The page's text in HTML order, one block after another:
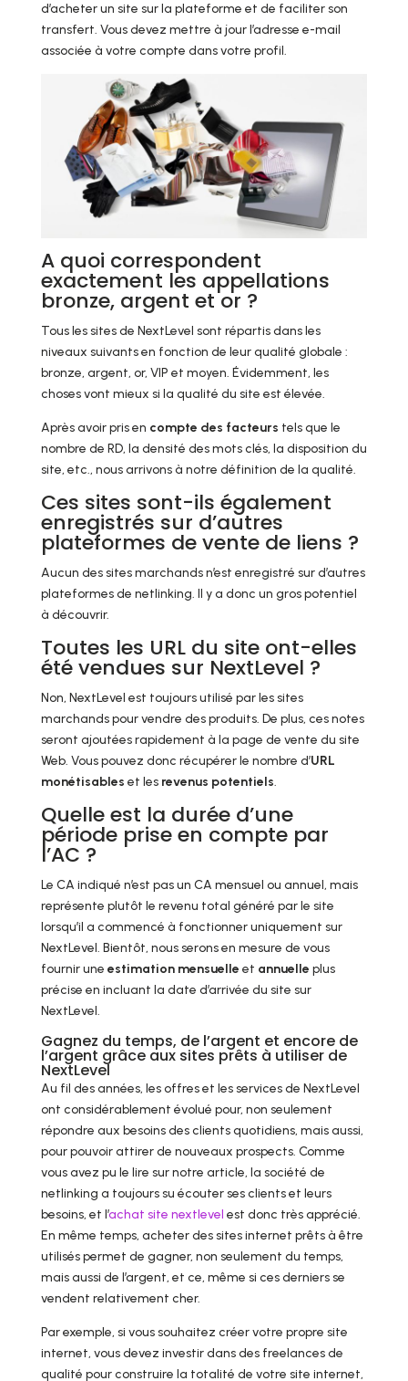
d’acheter un site sur la plateforme et de faciliter son
transfert. Vous devez mettre à jour l’adresse e-mail
associée à votre compte dans votre profil.
A quoi correspondent
exactement les appellations
bronze, argent et or ?
Tous les sites de NextLevel sont répartis dans les
niveaux suivants en fonction de leur qualité globale :
bronze, argent, or, VIP et moyen. Évidemment, les
choses vont mieux si la qualité du site est élevée.
Après avoir pris en compte des facteurs tels que le
nombre de RD, la densité des mots clés, la disposition du
site, etc., nous arrivons à notre définition de la qualité.
Ces sites sont-ils également
enregistrés sur d’autres
plateformes de vente de liens ?
Aucun des sites marchands n’est enregistré sur d’autres
plateformes de netlinking. Il y a donc un gros potentiel
à découvrir.
Toutes les URL du site ont-elles
été vendues sur NextLevel ?
Non, NextLevel est toujours utilisé par les sites
marchands pour vendre des produits. De plus, ces notes
seront ajoutées rapidement à la page de vente du site
Web. Vous pouvez donc récupérer le nombre d’URL
monétisables et les revenus potentiels.
Quelle est la durée d’une
période prise en compte par
l’AC ?
Le CA indiqué n’est pas un CA mensuel ou annuel, mais
représente plutôt le revenu total généré par le site
lorsqu’il a commencé à fonctionner uniquement sur
NextLevel. Bientôt, nous serons en mesure de vous
fournir une estimation mensuelle et annuelle plus
précise en incluant la date d’arrivée du site sur
NextLevel.
Gagnez du temps, de l’argent et encore de
l’argent grâce aux sites prêts à utiliser de
NextLevel
Au fil des années, les offres et les services de NextLevel
ont considérablement évolué pour, non seulement
répondre aux besoins des clients quotidiens, mais aussi,
pour pouvoir attirer de nouveaux prospects. Comme
vous avez pu le lire sur notre article, la société de
netlinking a toujours su écouter ses clients et leurs
besoins, et l’achat site nextlevel est donc très apprécié.
En même temps, acheter des sites internet prêts à être
utilisés permet de gagner, non seulement du temps,
mais aussi de l’argent, et ce, même si ces derniers se
vendent relativement cher.
Par exemple, si vous souhaitez créer votre propre site
internet, vous devez investir dans des freelances de
qualité pour construire la totalité de votre site internet,